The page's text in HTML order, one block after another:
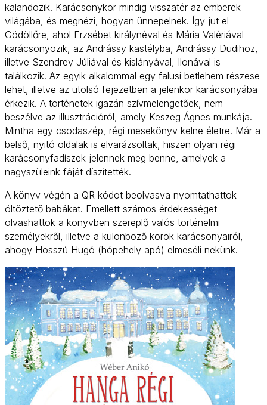
kalandozik. Karácsonykor mindig visszatér az emberek
világába, és megnézi, hogyan ünnepelnek. Így jut el
Gödöllőre, ahol Erzsébet királynéval és Mária Valériával
karácsonyozik, az Andrássy kastélyba, Andrássy Dudihoz,
illetve Szendrey Júliával és kislányával, Ilonával is
találkozik. Az egyik alkalommal egy falusi betlehem részese
lehet, illetve az utolsó fejezetben a jelenkor karácsonyába
érkezik. A történetek igazán szívmelengetőek, nem
beszélve az illusztrációról, amely Keszeg Ágnes munkája.
Mintha egy csodaszép, régi mesekönyv kelne életre. Már a
belső, nyitó oldalak is elvarázsoltak, hiszen olyan régi
karácsonyfadíszek jelennek meg benne, amelyek a
nagyszüleink fáját díszítették.
A könyv végén a QR kódot beolvasva nyomtathattok
öltöztető babákat. Emellett számos érdekességet
olvashattok a könyvben szereplő valós történelmi
személyekről, illetve a különböző korok karácsonyairól,
ahogy Hosszú Hugó (hópehely apó) elmeséli nekünk.